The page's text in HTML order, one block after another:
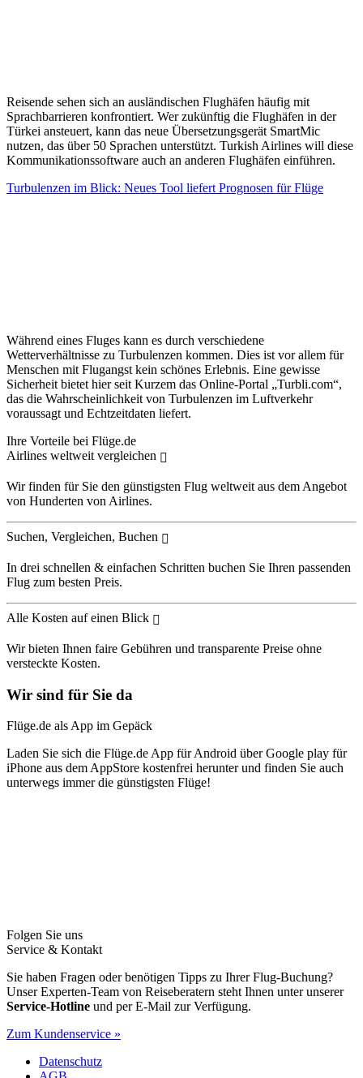
Reisende sehen sich an ausländischen Flughäfen häufig mit
Sprachbarrieren konfrontiert. Wer zukünftig die Flughäfen in der
Türkei ansteuert, kann das neue Übersetzungsgerät SmartMic
nutzen, das über 50 Sprachen unterstützt. Turkish Airlines will diese
Kommunikationssoftware auch an anderen Flughäfen einführen.
Turbulenzen im Blick: Neues Tool liefert Prognosen für Flüge
Während eines Fluges kann es durch verschiedene
Wetterverhältnisse zu Turbulenzen kommen. Dies ist vor allem für
Menschen mit Flugangst kein schönes Erlebnis. Eine gewisse
Sicherheit bietet hier seit Kurzem das Online-Portal „Turbli.com“,
das die Wahrscheinlichkeit von Turbulenzen im Luftverkehr
voraussagt und Echtzeitdaten liefert.
Ihre Vorteile bei Flüge.de
Airlines weltweit vergleichen
Wir finden für Sie den günstigsten Flug weltweit aus dem Angebot
von Hunderten von Airlines.
Suchen, Vergleichen, Buchen
In drei schnellen & einfachen Schritten buchen Sie Ihren passenden
Flug zum besten Preis.
Alle Kosten auf einen Blick
Wir bieten Ihnen faire Gebühren und transparente Preise ohne
versteckte Kosten.
Wir sind für Sie da
Flüge.de als App im Gepäck
Laden Sie sich die Flüge.de App für Android über Google play für
iPhone aus dem AppStore kostenfrei herunter und finden Sie auch
unterwegs immer die günstigsten Flüge!
Folgen Sie uns
Service & Kontakt
Sie haben Fragen oder benötigen Tipps zu Ihrer Flug-Buchung?
Unser Experten-Team von Reiseberatern steht Ihnen unter unserer
Service-Hotline und per E-Mail zur Verfügung.
Zum Kundenservice »
Datenschutz